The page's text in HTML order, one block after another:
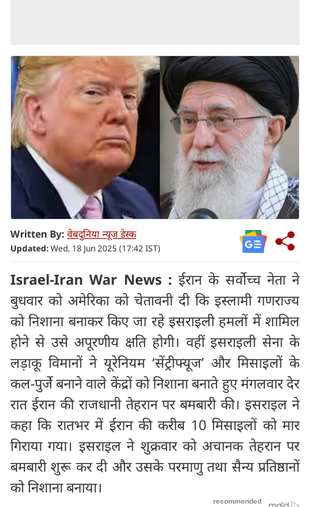
Written By: वेबदुनिया न्यूज डेस्क
Updated:Wed, 18 Jun 2025 (17:42 IST)
Israel-Iran War News : ईरान के सर्वोच्च नेता ने
बुधवार को अमेरिका को चेतावनी दी कि इस्लामी गणराज्य
को निशाना बनाकर किए जा रहे इसराइली हमलों में शामिल
होने से उसे अपूरणीय क्षति होगी। वहीं इसराइली सेना के
लड़ाकू विमानों ने यूरेनियम ‘सेंट्रीफ्यूज’ और मिसाइलों के
कल-पुर्जे बनाने वाले केंद्रों को निशाना बनाते हुए मंगलवार देर
रात ईरान की राजधानी तेहरान पर बमबारी की। इसराइल ने
कहा कि रातभर में ईरान की करीब 10 मिसाइलों को मार
गिराया गया। इसराइल ने शुक्रवार को अचानक तेहरान पर
बमबारी शुरू कर दी और उसके परमाणु तथा सैन्य प्रतिष्ठानों
को निशाना बनाया।